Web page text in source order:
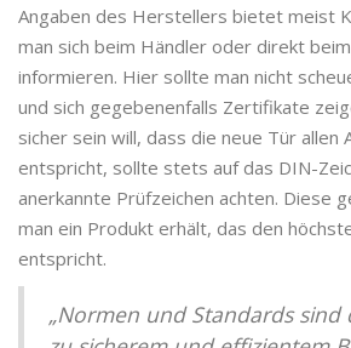
Angaben des Herstellers bietet meist
man sich beim Händler oder direkt
informieren. Hier sollte man nicht
und sich gegebenenfalls Zertifikate
sicher sein will, dass die neue Tür allen
entspricht, sollte stets auf das DIN-
anerkannte Prüfzeichen achten. Diese
man ein Produkt erhält, das den
entspricht.
„Normen und Standards sind